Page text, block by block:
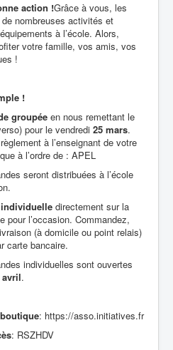
action !Grâce à vous, les
nombreuses activités et
à l’école. Alors,
votre famille, vos amis, vos
!
!
groupée en nous remettant le
pour le vendredi 25 mars.
à l’enseignant de votre
à l’ordre de : APEL
seront distribuées à l’école
directement sur la
pour l’occasion. Commandez,
(à domicile ou point relais)
carte bancaire.
individuelles sont ouvertes
avril.
: https://asso.initiatives.fr
: RSZHDV